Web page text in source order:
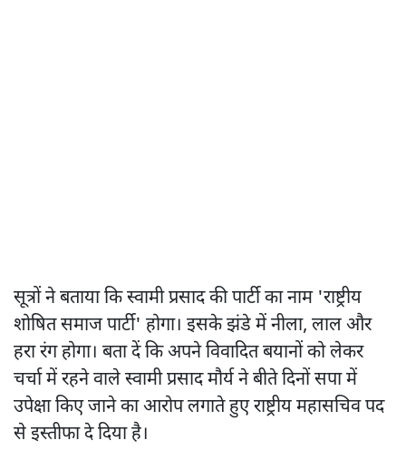
सूत्रों ने बताया कि स्वामी प्रसाद की पार्टी का नाम 'राष्ट्रीय
शोषित समाज पार्टी' होगा। इसके झंडे में नीला, लाल और
हरा रंग होगा। बता दें कि अपने विवादित बयानों को लेकर
चर्चा में रहने वाले स्वामी प्रसाद मौर्य ने बीते दिनों सपा में
उपेक्षा किए जाने का आरोप लगाते हुए राष्ट्रीय महासचिव पद
से इस्तीफा दे दिया है।